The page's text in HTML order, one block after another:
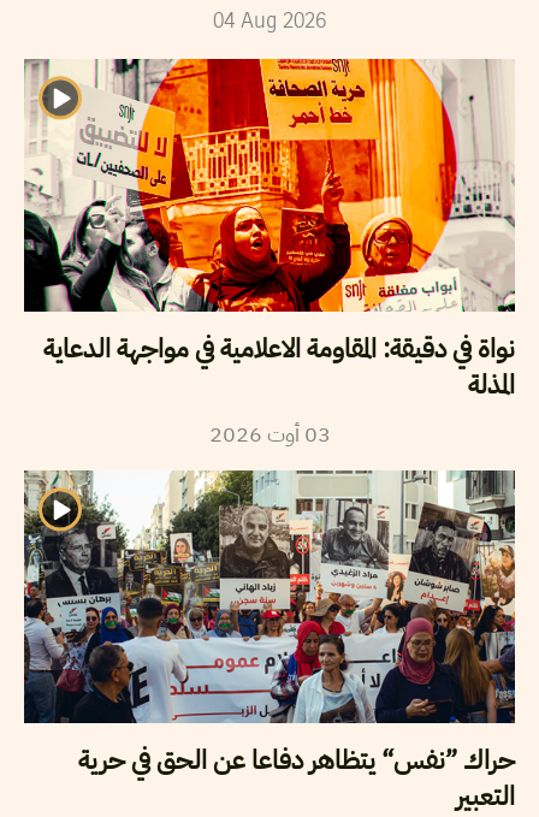
04 Aug 2026
نواة في دقيقة: المقاومة الاعلامية في مواجهة الدعاية
المذلة
03 أوت2026
حراك ”نفس“ يتظاهر دفاعا عن الحق في حرية
التعبير